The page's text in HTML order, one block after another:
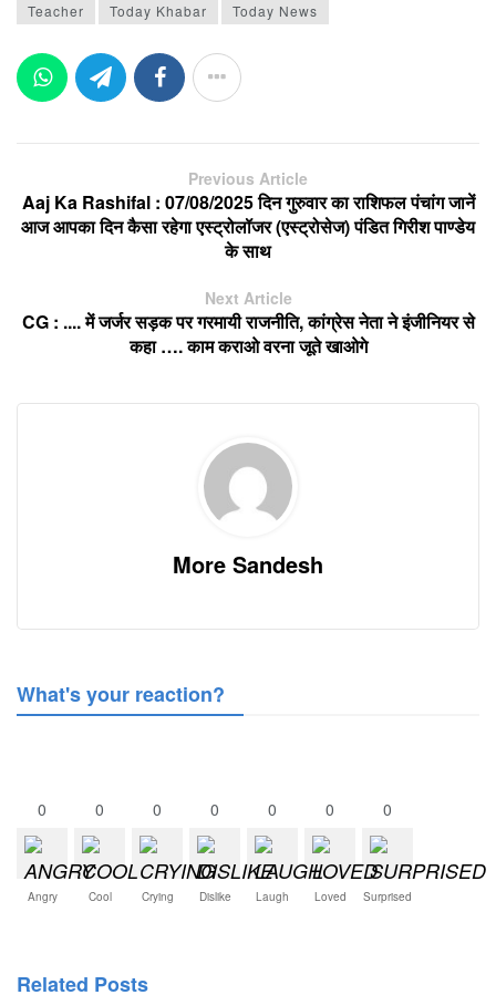
Teacher
Today Khabar Today News
Previous Article
Aaj Ka Rashifal : 07/08/2025 दिन गुरुवार का राशिफल पंचांग जानें
आज आपका दिन कैसा रहेगा एस्ट्रोलॉजर (एस्ट्रोसेज) पंडित गिरीश पाण्डेय
के साथ
Next Article
CG : .... में जर्जर सड़क पर गरमायी राजनीति, कांग्रेस नेता ने इंजीनियर से
कहा …. काम कराओ वरना जूते खाओगे
More Sandesh
What's your reaction?
0
Angry
0
Cool
0
Crying
0
Dislike
0
Laugh
0
Loved
0
Surprised
Related Posts